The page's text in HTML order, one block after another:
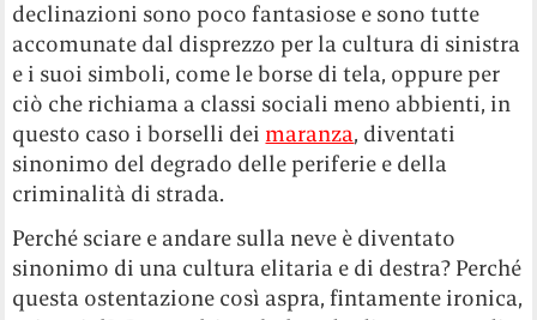
declinazioni sono poco fantasiose e sono tutte
accomunate dal disprezzo per la cultura di sinistra
e i suoi simboli, come le borse di tela, oppure per
ciò che richiama a classi sociali meno abbienti, in
questo caso i borselli dei maranza, diventati
sinonimo del degrado delle periferie e della
criminalità di strada.
Perché sciare e andare sulla neve è diventato
sinonimo di una cultura elitaria e di destra? Perché
questa ostentazione così aspra, fintamente ironica,